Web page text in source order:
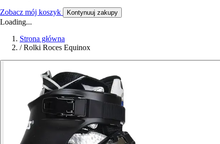
Zobacz mój koszyk Kontynuuj zakupy
Loading...
Strona główna
/ Rolki Roces Equinox